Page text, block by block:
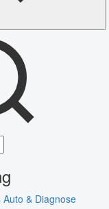
Auto & Diagnose